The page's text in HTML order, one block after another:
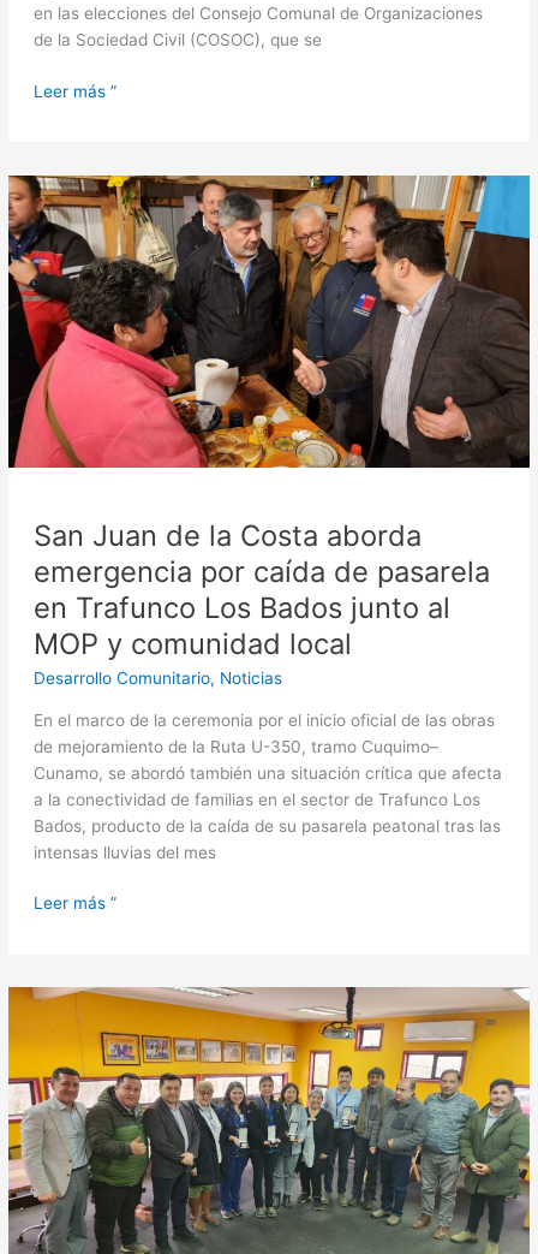
en las elecciones del Consejo Comunal de Organizaciones
de la Sociedad Civil (COSOC), que se
Leer más ”
San Juan de la Costa aborda
emergencia por caída de pasarela
en Trafunco Los Bados junto al
MOP y comunidad local
Desarrollo Comunitario, Noticias
En el marco de la ceremonia por el inicio oficial de las obras
de mejoramiento de la Ruta U-350, tramo Cuquimo–
Cunamo, se abordó también una situación crítica que afecta
a la conectividad de familias en el sector de Trafunco Los
Bados, producto de la caída de su pasarela peatonal tras las
intensas lluvias del mes
San
Juan
de
la
Costa
aborda
emergencia
por
caída
de
pasarela
Los
junto
al
MOP
comunidad
local
Leer más ”
San
la
Costa
lidera
la
innovación
en
salud